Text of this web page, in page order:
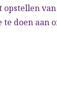
doen aan